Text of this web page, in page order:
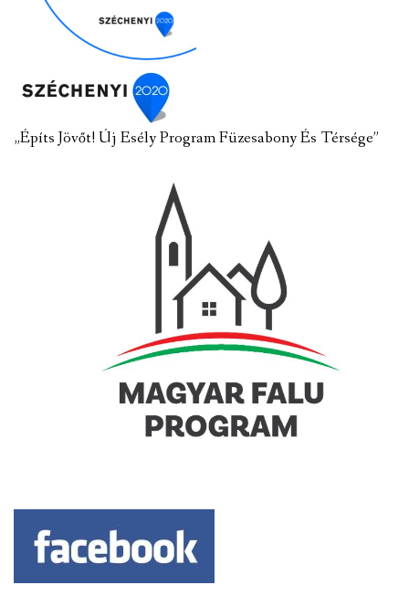
„Építs Jövőt! Új Esély Program Füzesabony És Térsége”